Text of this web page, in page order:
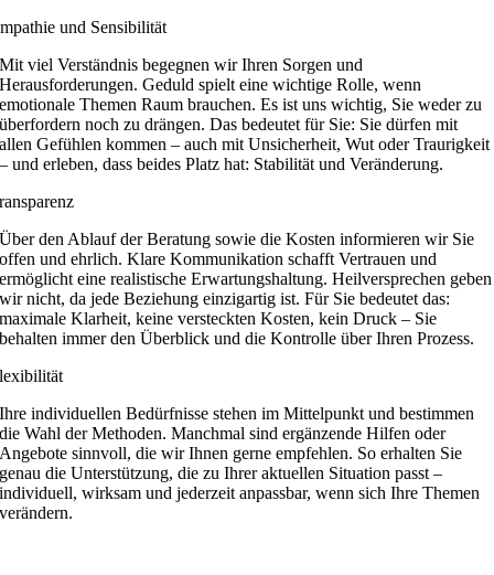
und Sensibilität
Mit viel Verständnis begegnen wir Ihren Sorgen und
Herausforderungen. Geduld spielt eine wichtige Rolle, wenn
emotionale Themen Raum brauchen. Es ist uns wichtig, Sie weder zu
überfordern noch zu drängen. Das bedeutet für Sie: Sie dürfen mit
allen Gefühlen kommen – auch mit Unsicherheit, Wut oder Traurigkeit
– und erleben, dass beides Platz hat: Stabilität und Veränderung.
Über den Ablauf der Beratung sowie die Kosten informieren wir Sie
offen und ehrlich. Klare Kommunikation schafft Vertrauen und
ermöglicht eine realistische Erwartungshaltung. Heilversprechen geben
wir nicht, da jede Beziehung einzigartig ist. Für Sie bedeutet das:
maximale Klarheit, keine versteckten Kosten, kein Druck – Sie
behalten immer den Überblick und die Kontrolle über Ihren Prozess.
Ihre individuellen Bedürfnisse stehen im Mittelpunkt und bestimmen
die Wahl der Methoden. Manchmal sind ergänzende Hilfen oder
Angebote sinnvoll, die wir Ihnen gerne empfehlen. So erhalten Sie
genau die Unterstützung, die zu Ihrer aktuellen Situation passt –
individuell, wirksam und jederzeit anpassbar, wenn sich Ihre Themen
verändern.